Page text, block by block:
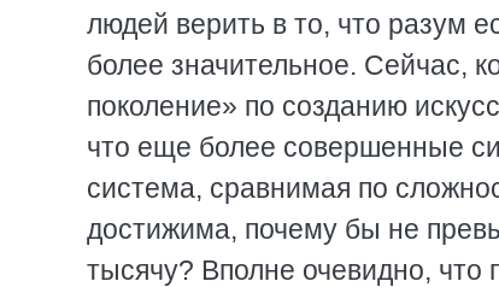
людей верить в то, что разум
более значительное. Сейчас,
поколение» по созданию
что еще более совершенные
система, сравнимая по
достижима, почему бы не
тысячу? Вполне очевидно,